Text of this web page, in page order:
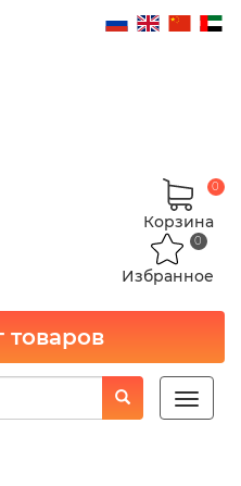
Корзина
0
Избранное
0
товаров
Toggle